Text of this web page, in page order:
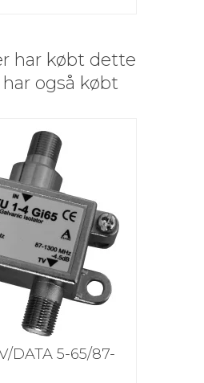
har købt dette
også købt
DATA 5-65/87-